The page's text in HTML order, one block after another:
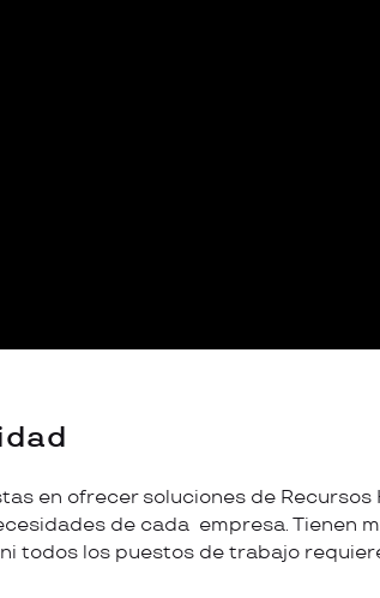
en ofrecer soluciones de Recursos
de cada empresa. Tienen
todos los puestos de trabajo